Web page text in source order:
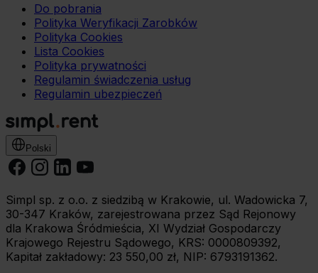
Do pobrania
Polityka Weryfikacji Zarobków
Polityka Cookies
Lista Cookies
Polityka prywatności
Regulamin świadczenia usług
Regulamin ubezpieczeń
Polski
Simpl sp. z o.o. z siedzibą w Krakowie, ul. Wadowicka 7,
30-347 Kraków, zarejestrowana przez Sąd Rejonowy
dla Krakowa Śródmieścia, XI Wydział Gospodarczy
Krajowego Rejestru Sądowego, KRS: 0000809392,
Kapitał zakładowy: 23 550,00 zł, NIP: 6793191362.